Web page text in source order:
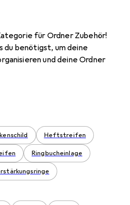
für Ordner Zubehör!
du benötigst, um deine
und deine Ordner
Heftstreifen
Ringbucheinlage